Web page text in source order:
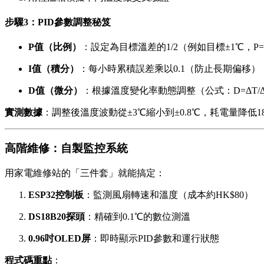
步驟3：PID參數調整秘笈
P值（比例） ：設定為目標溫差的1/2（例如目標±1℃，
I值（積分） ：每小時累積誤差乘以0.1（防止長期偏移）
D值（微分） ：根據溫度變化率動態調整（公式：D=ΔT/
實測數據 ：調整後溫度波動從±3℃縮小到±0.8℃，耗電量降低
高階維修：自製監控系統
用家電維修站的「三件套」就能搞定：
ESP32控制板 ：監測風扇轉速和溫度（成本約HK$80）
DS18B20探頭 ：精確到0.1℃的數位測溫
0.96吋OLED屏 ：即時顯示PID參數和運行狀態
程式碼重點：